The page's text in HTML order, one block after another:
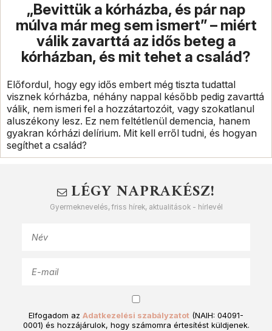
„Bevittük a kórházba, és pár nap
múlva már meg sem ismert” – miért
válik zavarttá az idős beteg a
kórházban, és mit tehet a család?
Előfordul, hogy egy idős embert még tiszta tudattal
visznek kórházba, néhány nappal később pedig zavarttá
válik, nem ismeri fel a hozzátartozóit, vagy szokatlanul
aluszékony lesz. Ez nem feltétlenül demencia, hanem
gyakran kórházi delírium. Mit kell erről tudni, és hogyan
segíthet a család?
LÉGY NAPRAKÉSZ!
Gyermeknevelés, friss hírek, aktualitások - hírlevél
Elfogadom az Adatkezelési szabályzatot (NAIH: 04091-
0001) és hozzájárulok, hogy számomra értesítést küldjenek.